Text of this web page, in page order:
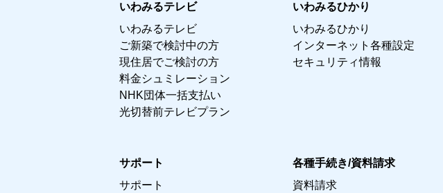
いわみるテレビ
いわみるテレビ
ご新築で検討中の方
現住居でご検討の方
料金シュミレーション
NHK団体一括支払い
光切替前テレビプラン
いわみるひかり
いわみるひかり
インターネット各種設定
セキュリティ情報
サポート
サポート
各種手続き/資料請求
資料請求